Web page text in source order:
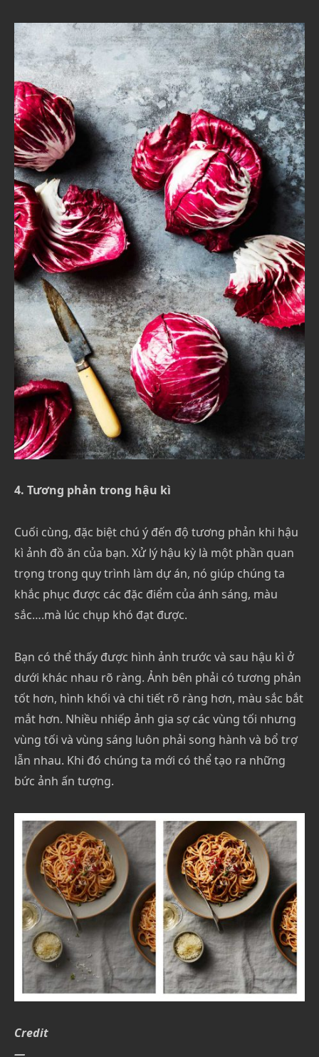
4. Tương phản trong hậu kì
Cuối cùng, đặc biệt chú ý đến độ tương phản khi hậu
kì ảnh đồ ăn của bạn. Xử lý hậu kỳ là một phần quan
trọng trong quy trình làm dự án, nó giúp chúng ta
khắc phục được các đặc điểm của ánh sáng, màu
sắc….mà lúc chụp khó đạt được.
Bạn có thể thấy được hình ảnh trước và sau hậu kì ở
dưới khác nhau rõ ràng. Ảnh bên phải có tương phản
tốt hơn, hình khối và chi tiết rõ ràng hơn, màu sắc bắt
mắt hơn. Nhiều nhiếp ảnh gia sợ các vùng tối nhưng
vùng tối và vùng sáng luôn phải song hành và bổ trợ
lẫn nhau. Khi đó chúng ta mới có thể tạo ra những
bức ảnh ấn tượng.
Credit
—